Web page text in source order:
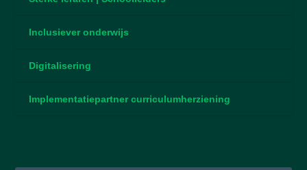
Inclusiever onderwijs
Digitalisering
Implementatiepartner curriculumherziening